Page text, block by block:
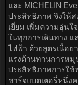
และ MICHELIN
ประสิทธิภาพ จึงให้
เยี่ยม เพิ่มความอุ่น
ในทุกการเดินทาง แ
ไฟฟ้า ด้วยสูตรเนื้อย
แรงต้านทานการหมุ
ประสิทธิภาพการใช้
ชาร์จแบตเตอรี่หนึ่ง